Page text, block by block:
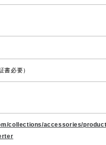
書必要）
collections/accessories/